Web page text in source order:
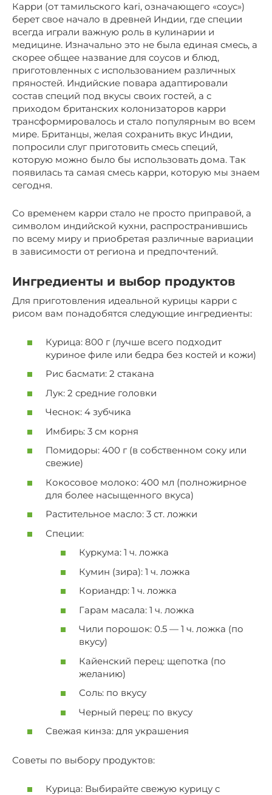
Карри (от тамильского kari, означающего «соус»)
берет свое начало в древней Индии, где специи
всегда играли важную роль в кулинарии и
медицине. Изначально это не была единая смесь, а
скорее общее название для соусов и блюд,
приготовленных с использованием различных
пряностей. Индийские повара адаптировали
состав специй под вкусы своих гостей, а с
приходом британских колонизаторов карри
трансформировалось и стало популярным во всем
мире. Британцы, желая сохранить вкус Индии,
попросили слуг приготовить смесь специй,
которую можно было бы использовать дома. Так
появилась та самая смесь карри, которую мы знаем
сегодня.
Со временем карри стало не просто приправой, а
символом индийской кухни, распространившись
по всему миру и приобретая различные вариации
в зависимости от региона и предпочтений.
Ингредиенты и выбор продуктов
Для приготовления идеальной курицы карри с
рисом вам понадобятся следующие ингредиенты:
Курица: 800 г (лучше всего подходит
куриное филе или бедра без костей и кожи)
Рис басмати: 2 стакана
Лук: 2 средние головки
Чеснок: 4 зубчика
Имбирь: 3 см корня
Помидоры: 400 г (в собственном соку или
свежие)
Кокосовое молоко: 400 мл (полножирное
для более насыщенного вкуса)
Растительное масло: 3 ст. ложки
Специи:
Куркума: 1 ч. ложка
Кумин (зира): 1 ч. ложка
Кориандр: 1 ч. ложка
Гарам масала: 1 ч. ложка
Чили порошок: 0.5 — 1 ч. ложка (по
вкусу)
Кайенский перец: щепотка (по
желанию)
Соль: по вкусу
Черный перец: по вкусу
Свежая кинза: для украшения
Советы по выбору продуктов:
Курица: Выбирайте свежую курицу с